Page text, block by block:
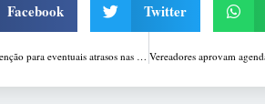
Facebook Twitter
Trabalhadores da Coleurb fazem assembleia: atenção para eventuais atrasos nas saídas dos ônibus